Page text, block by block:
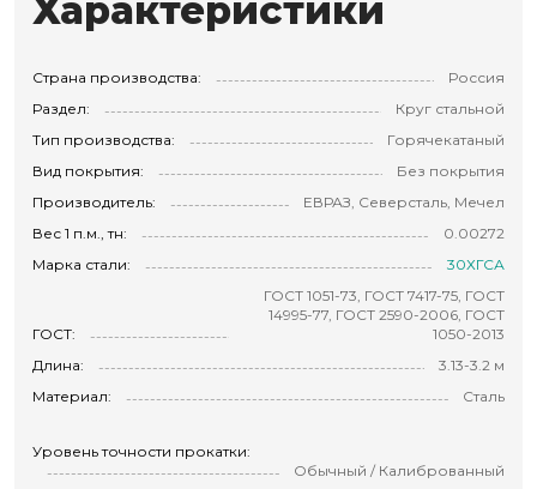
Характеристики
Страна производства:
Россия
Раздел:
Круг стальной
Тип производства:
Горячекатаный
Вид покрытия:
Без покрытия
Производитель:
ЕВРАЗ, Северсталь, Мечел
Вес 1 п.м., тн:
0.00272
Марка стали:
30ХГСА
ГОСТ:
ГОСТ 1051-73, ГОСТ 7417-75, ГОСТ
14995-77, ГОСТ 2590-2006, ГОСТ
1050-2013
Длина:
3.13-3.2 м
Материал:
Сталь
Уровень точности прокатки:
Обычный / Калиброванный